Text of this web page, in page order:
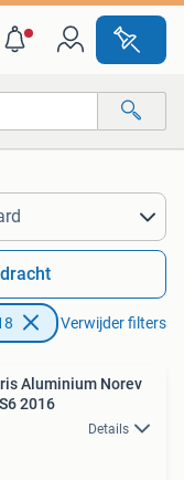
Verwijder filters
Aluminium Norev
2016
Details